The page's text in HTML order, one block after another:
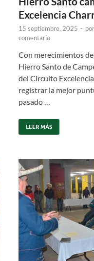
Excelencia
15 septiembre, 2025 - por
comentario
Con merecimientos
Hierro Santo de
del Circuito
registrar la mejor
pasado …
LEER MÁS